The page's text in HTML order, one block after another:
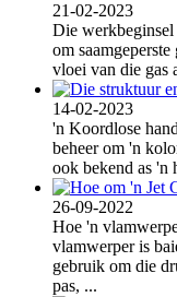
21-02-2023
Die
om
vloei van die gas
14-02-2023
'n Koordlose
beheer om 'n
ook bekend as 'n
26-09-2022
Hoe 'n
vlamwerper is
gebruik om die
pas, ...